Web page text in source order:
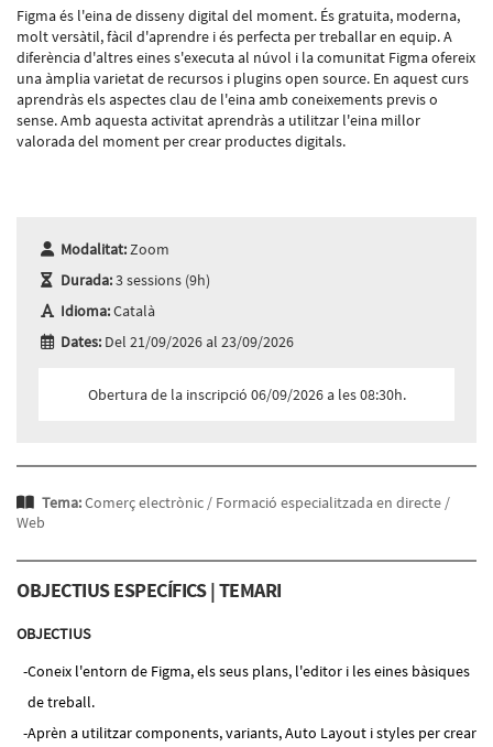
Figma és l'eina de disseny digital del moment. És gratuita, moderna,
molt versàtil, fàcil d'aprendre i és perfecta per treballar en equip. A
diferència d'altres eines s'executa al núvol i la comunitat Figma ofereix
una àmplia varietat de recursos i plugins open source. En aquest curs
aprendràs els aspectes clau de l'eina amb coneixements previs o
sense. Amb aquesta activitat aprendràs a utilitzar l'eina millor
valorada del moment per crear productes digitals.
Modalitat:Zoom
Durada:3 sessions (9h)
Idioma:Català
Dates: Del 21/09/2026 al 23/09/2026
Obertura de la inscripció 06/09/2026 a les 08:30h.
Tema:Comerç electrònic / Formació especialitzada en directe /
Web
OBJECTIUS ESPECÍFICS | TEMARI
OBJECTIUS
Coneix l'entorn de Figma, els seus plans, l'editor i les eines bàsiques
de treball.
Aprèn a utilitzar components, variants, Auto Layout i styles per crear